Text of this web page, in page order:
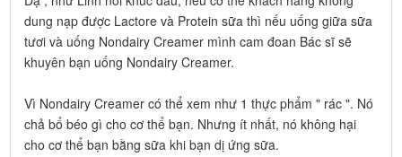
dung nạp được Lactore và Protein sữa thì nếu uống giữa sữa
tươi và uống Nondairy Creamer mình cam đoan Bác sĩ sẽ
khuyên bạn uống Nondairy Creamer.
Vì Nondairy Creamer có thể xem như 1 thực phẩm " rác ". Nó
chả bổ béo gì cho cơ thể bạn. Nhưng ít nhất, nó không hại
cho cơ thể bạn bằng sữa khi bạn dị ứng sữa.